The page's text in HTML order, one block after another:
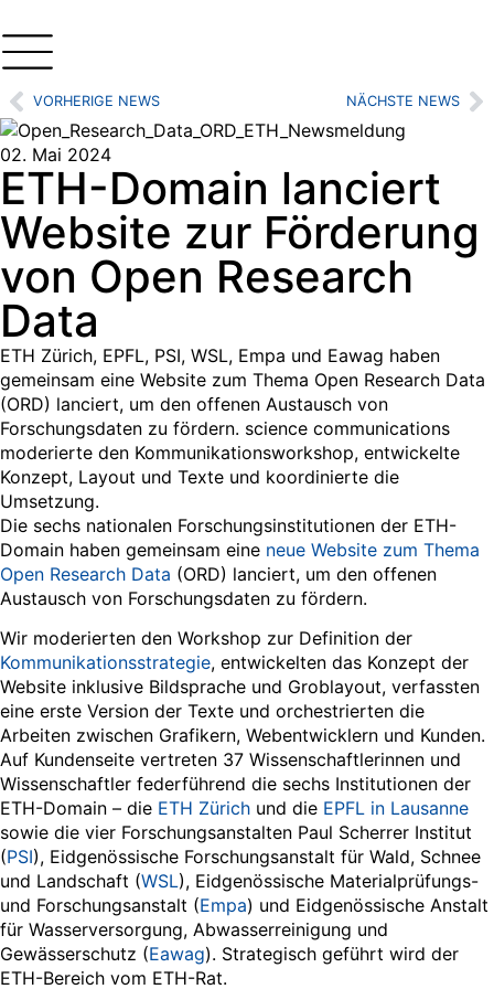
VORHERIGE NEWS NÄCHSTE NEWS
02. Mai 2024
ETH-Domain lanciert
Website zur Förderung
von Open Research
Data
ETH Zürich, EPFL, PSI, WSL, Empa und Eawag haben
gemeinsam eine Website zum Thema Open Research Data
(ORD) lanciert, um den offenen Austausch von
Forschungsdaten zu fördern. science communications
moderierte den Kommunikationsworkshop, entwickelte
Konzept, Layout und Texte und koordinierte die
Umsetzung.
Die sechs nationalen Forschungsinstitutionen der ETH-
Domain haben gemeinsam eine neue Website zum Thema
Open Research Data (ORD) lanciert, um den offenen
Austausch von Forschungsdaten zu fördern.
Wir moderierten den Workshop zur Definition der
Kommunikationsstrategie, entwickelten das Konzept der
Website inklusive Bildsprache und Groblayout, verfassten
eine erste Version der Texte und orchestrierten die
Arbeiten zwischen Grafikern, Webentwicklern und Kunden.
Auf Kundenseite vertreten 37 Wissenschaftlerinnen und
Wissenschaftler federführend die sechs Institutionen der
ETH-Domain – die ETH Zürich und die EPFL in Lausanne
sowie die vier Forschungsanstalten Paul Scherrer Institut
(PSI), Eidgenössische Forschungsanstalt für Wald, Schnee
und Landschaft (WSL), Eidgenössische Materialprüfungs-
und Forschungsanstalt (Empa) und Eidgenössische Anstalt
für Wasserversorgung, Abwasserreinigung und
Gewässerschutz (Eawag). Strategisch geführt wird der
ETH-Bereich vom ETH-Rat.